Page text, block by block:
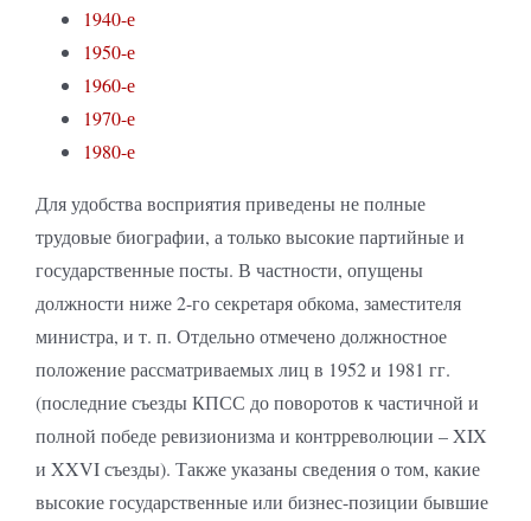
1940-е
1950-е
1960-е
1970-е
1980-е
Для удобства восприятия приведены не полные
трудовые биографии, а только высокие партийные и
государственные посты. В частности, опущены
должности ниже 2-го секретаря обкома, заместителя
министра, и т. п. Отдельно отмечено должностное
положение рассматриваемых лиц в 1952 и 1981 гг.
(последние съезды КПСС до поворотов к частичной и
полной победе ревизионизма и контрреволюции – XIX
и XXVI съезды). Также указаны сведения о том, какие
высокие государственные или бизнес-позиции бывшие